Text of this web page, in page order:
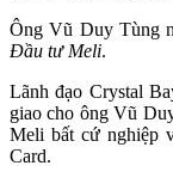
Ông Vũ Duy Tùng
Đầu tư Meli.
Lãnh đạo Crystal
giao cho ông Vũ
Meli bất cứ nghiệp
Card.